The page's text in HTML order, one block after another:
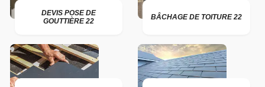
DEVIS POSE DE
GOUTTIÈRE 22
BÂCHAGE DE TOITURE 22